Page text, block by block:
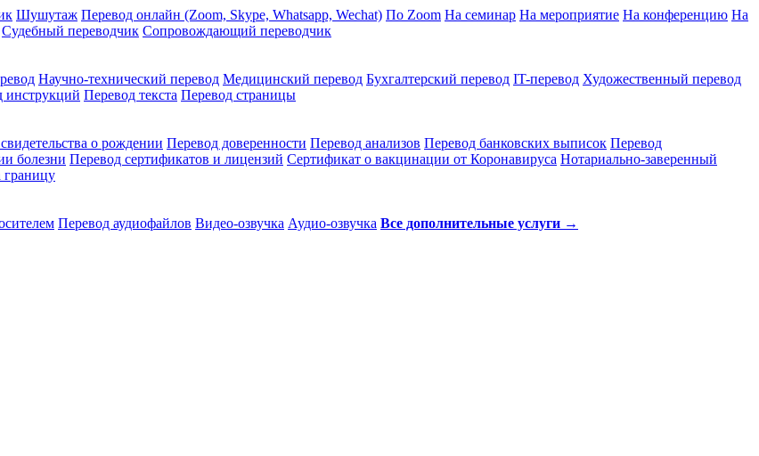
Шушутаж Перевод онлайн (Zoom, Skype, Whatsapp, Wechat) По Zoom На семинар На мероприятие На конференцию На
Судебный переводчик Сопровождающий переводчик
Научно-технический перевод Медицинский перевод Бухгалтерский перевод IT-перевод Художественный перевод
инструкций Перевод текста Перевод страницы
о рождении Перевод доверенности Перевод анализов Перевод банковских выписок Перевод
болезни Перевод сертификатов и лицензий Сертификат о вакцинации от Коронавируса Нотариально-заверенный
границу
Перевод аудиофайлов Видео-озвучка Аудио-озвучка Все дополнительные услуги →